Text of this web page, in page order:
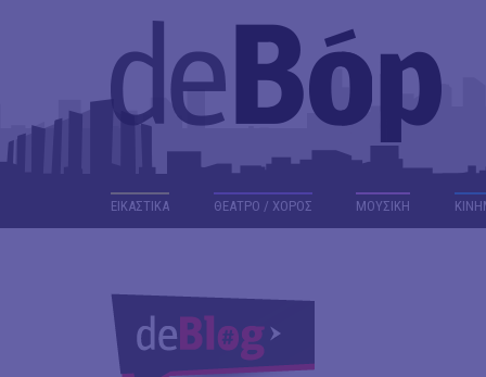
ΕΙΚΑΣΤΙΚΑ ΘΕΑΤΡΟ / ΧΟΡΟΣ ΜΟΥΣΙΚΗ